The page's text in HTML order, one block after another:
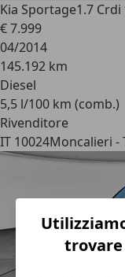
Kia Sportage1.7 Crdi
€ 7.999
04/2014
145.192 km
Diesel
5,5 l/100 km (comb.)
Rivenditore
IT 10024Moncalieri -
trovare